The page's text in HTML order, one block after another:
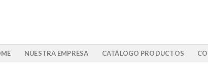
NUESTRA EMPRESA CATÁLOGO PRODUCTOS